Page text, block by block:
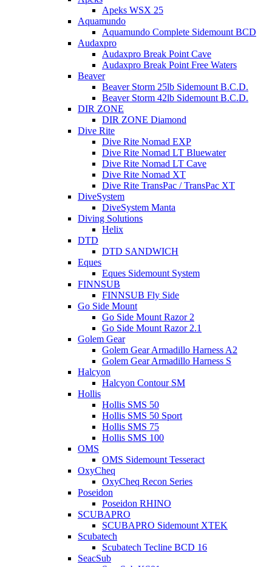
Apeks WSX 25
Aquamundo
Aquamundo Complete Sidemount BCD
Audaxpro
Audaxpro Break Point Cave
Audaxpro Break Point Free Waters
Beaver
Beaver Storm 25lb Sidemount B.C.D.
Beaver Storm 42lb Sidemount B.C.D.
DIR ZONE
DIR ZONE Diamond
Dive Rite
Dive Rite Nomad EXP
Dive Rite Nomad LT Bluewater
Dive Rite Nomad LT Cave
Dive Rite Nomad XT
Dive Rite TransPac / TransPac XT
DiveSystem
DiveSystem Manta
Diving Solutions
Helix
DTD
DTD SANDWICH
Eques
Eques Sidemount System
FINNSUB
FINNSUB Fly Side
Go Side Mount
Go Side Mount Razor 2
Go Side Mount Razor 2.1
Golem Gear
Golem Gear Armadillo Harness A2
Golem Gear Armadillo Harness S
Halcyon
Halcyon Contour SM
Hollis
Hollis SMS 50
Hollis SMS 50 Sport
Hollis SMS 75
Hollis SMS 100
OMS
OMS Sidemount Tesseract
OxyCheq
OxyCheq Recon Series
Poseidon
Poseidon RHINO
SCUBAPRO
SCUBAPRO Sidemount XTEK
Scubatech
Scubatech Tecline BCD 16
SeacSub